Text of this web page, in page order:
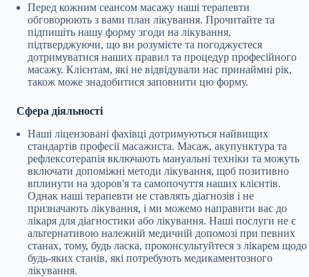
Перед кожним сеансом масажу наші терапевти
обговорюють з вами план лікування. Прочитайте та
підпишіть нашу форму згоди на лікування,
підтверджуючи, що ви розумієте та погоджуєтеся
дотримуватися наших правил та процедур професійного
масажу. Клієнтам, які не відвідували нас принаймні рік,
також може знадобитися заповнити цю форму.
Сфера діяльності
Наші ліцензовані фахівці дотримуються найвищих
стандартів професії масажиста. Масаж, акупунктура та
рефлексотерапія включають мануальні техніки та можуть
включати допоміжні методи лікування, щоб позитивно
вплинути на здоров'я та самопочуття наших клієнтів.
Однак наші терапевти не ставлять діагнозів і не
призначають лікування, і ми можемо направити вас до
лікаря для діагностики або лікування. Наші послуги не є
альтернативою належній медичній допомозі при певних
станах, тому, будь ласка, проконсультуйтеся з лікарем щодо
будь-яких станів, які потребують медикаментозного
лікування.